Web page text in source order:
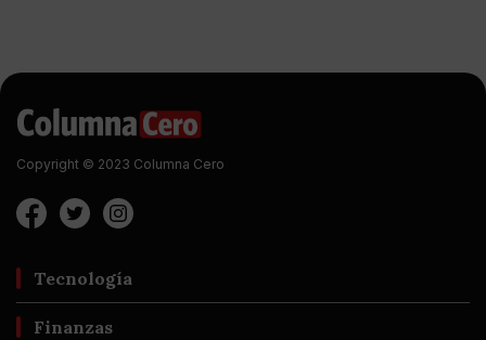
Copyright © 2023 Columna Cero
Tecnología
Finanzas